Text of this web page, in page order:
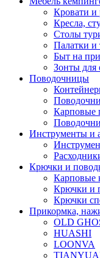
Кровати и
Кресла,
Столы
Палатки и
Быт на
Зонты для
Поводочницы
Карповые
Инструменты и
Крючки и
Карповые
Крючки и
Крючки
Прикормка,
OLD
HUASHI
LOONVA